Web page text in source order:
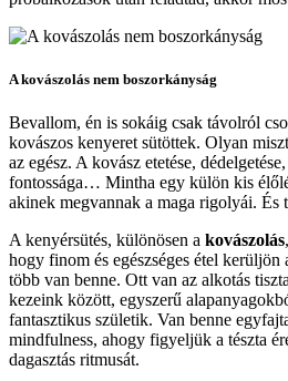
A kovászolás nem boszorkányság
Bevallom, én is sokáig csak távolról
kovászos kenyeret sütöttek. Olyan
az egész. A kovász etetése,
fontossága… Mintha egy külön kis
akinek megvannak a maga rigolyái. És
A kenyérsütés, különösen a kovászolás
hogy finom és egészséges étel kerüljön
több van benne. Ott van az alkotás
kezeink között, egyszerű
fantasztikus születik. Van benne
mindfulness, ahogy figyeljük a tészta
dagasztás ritmusát.